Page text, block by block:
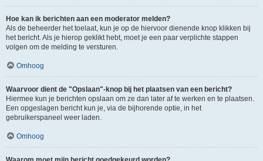
Hoe kan ik berichten aan een moderator melden?
Als de beheerder het toelaat, kun je op de hiervoor dienende knop klikken bij
het bericht. Als je hierop geklikt hebt, moet je een paar verplichte stappen
volgen om de melding te versturen.
Omhoog
Waarvoor dient de "Opslaan"-knop bij het plaatsen van een bericht?
Hiermee kun je berichten opslaan om ze dan later af te werken en te plaatsen.
Een opgeslagen bericht kun je, via de bijhorende optie, in het
gebruikerspaneel weer laden.
Omhoog